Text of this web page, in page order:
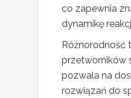
co zapewnia
dynamikę
Różnorodność
przetworników
pozwala na
rozwiązań do